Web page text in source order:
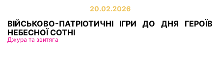
20.02.2026
ВІЙСЬКОВО-ПАТРІОТИЧНІ ІГРИ ДО ДНЯ ГЕРОЇВ
НЕБЕСНОЇ СОТНІ
Джура та звитяга